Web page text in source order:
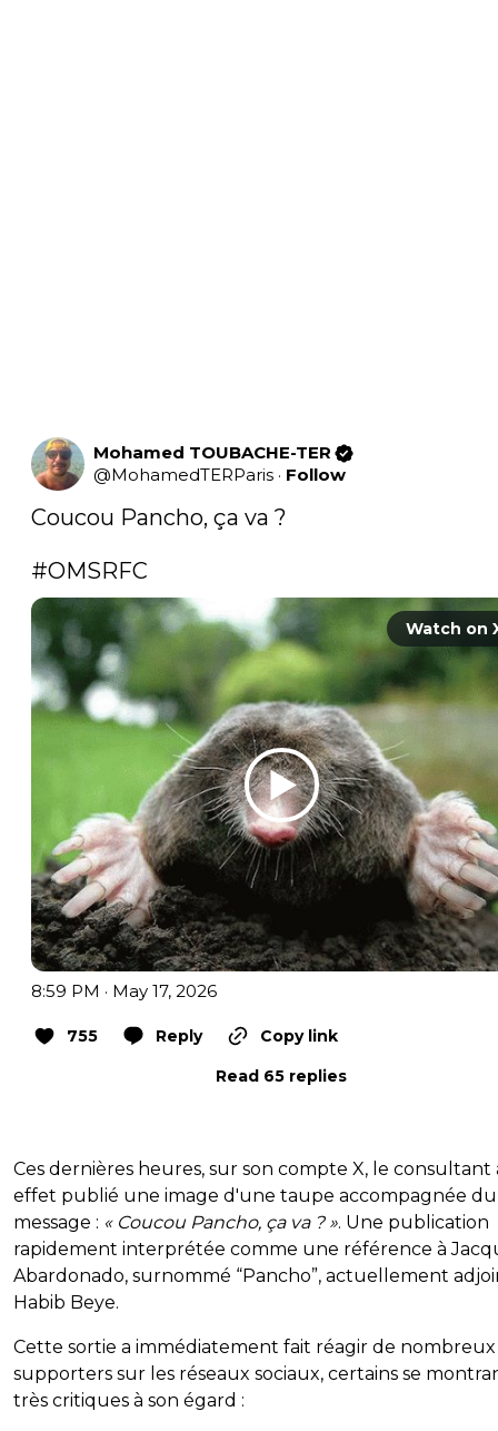
Mohamed TOUBACHE-TER
@MohamedTERParis · Follow
Coucou Pancho, ça va ?
#OMSRFC
Watch on
8:59 PM · May 17, 2026
755 Reply
Copy link
Read 65 replies
Ces dernières heures, sur son compte X, le consultant
effet publié une image d'une taupe accompagnée du
message : « Coucou Pancho, ça va ? ». Une publication
rapidement interprétée comme une référence à
Abardonado, surnommé “Pancho”, actuellement
Habib Beye.
Cette sortie a immédiatement fait réagir de nombreux
supporters sur les réseaux sociaux, certains se
très critiques à son égard :